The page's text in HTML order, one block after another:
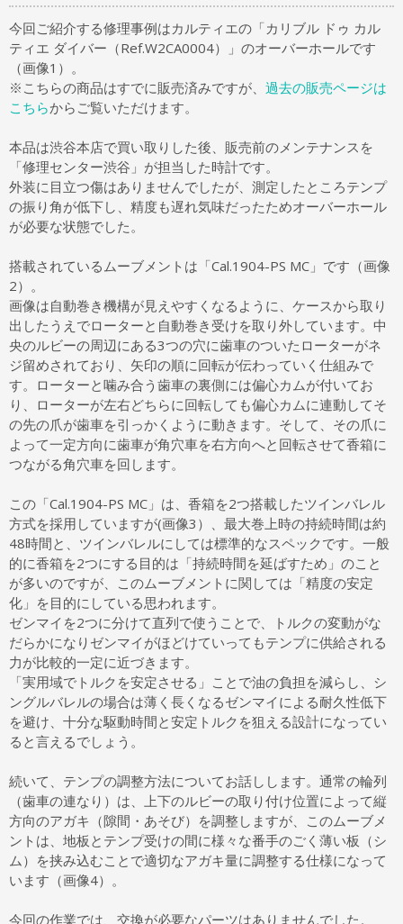
今回ご紹介する修理事例はカルティエの「カリブル ドゥ カル
ティエ ダイバー（Ref.W2CA0004）」のオーバーホールです
（画像1）。
※こちらの商品はすでに販売済みですが、過去の販売ページは
こちらからご覧いただけます。
本品は渋谷本店で買い取りした後、販売前のメンテナンスを
「修理センター渋谷」が担当した時計です。
外装に目立つ傷はありませんでしたが、測定したところテンプ
の振り角が低下し、精度も遅れ気味だったためオーバーホール
が必要な状態でした。
搭載されているムーブメントは「Cal.1904-PS MC」です（画像
2）。
画像は自動巻き機構が見えやすくなるように、ケースから取り
出したうえでローターと自動巻き受けを取り外しています。中
央のルビーの周辺にある3つの穴に歯車のついたローターがネ
ジ留めされており、矢印の順に回転が伝わっていく仕組みで
す。ローターと噛み合う歯車の裏側には偏心カムが付いてお
り、ローターが左右どちらに回転しても偏心カムに連動してそ
の先の爪が歯車を引っかくように動きます。そして、その爪に
よって一定方向に歯車が角穴車を右方向へと回転させて香箱に
つながる角穴車を回します。
この「Cal.1904-PS MC」は、香箱を2つ搭載したツインバレル
方式を採用していますが(画像3）、最大巻上時の持続時間は約
48時間と、ツインバレルにしては標準的なスペックです。一般
的に香箱を2つにする目的は「持続時間を延ばすため」のこと
が多いのですが、このムーブメントに関しては「精度の安定
化」を目的にしている思われます。
ゼンマイを2つに分けて直列で使うことで、トルクの変動がな
だらかになりゼンマイがほどけていってもテンプに供給される
力が比較的一定に近づきます。
「実用域でトルクを安定させる」ことで油の負担を減らし、シ
ングルバレルの場合は薄く長くなるゼンマイによる耐久性低下
を避け、十分な駆動時間と安定トルクを狙える設計になってい
ると言えるでしょう。
続いて、テンプの調整方法についてお話しします。通常の輪列
（歯車の連なり）は、上下のルビーの取り付け位置によって縦
方向のアガキ（隙間・あそび）を調整しますが、このムーブメ
ントは、地板とテンプ受けの間に様々な番手のごく薄い板（シ
ム）を挟み込むことで適切なアガキ量に調整する仕様になって
います（画像4）。
今回の作業では、交換が必要なパーツはありませんでした。